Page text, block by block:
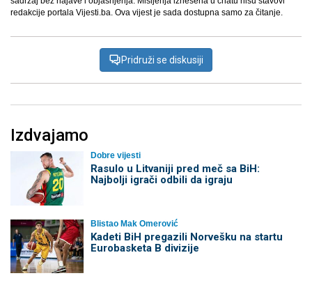
redakcije portala Vijesti.ba. Ova vijest je sada dostupna samo za čitanje.
Pridruži se diskusiji
Izdvajamo
Dobre vijesti
Rasulo u Litvaniji pred meč sa BiH:
Najbolji igrači odbili da igraju
Blistao Mak Omerović
Kadeti BiH pregazili Norvešku na startu
Eurobasketa B divizije